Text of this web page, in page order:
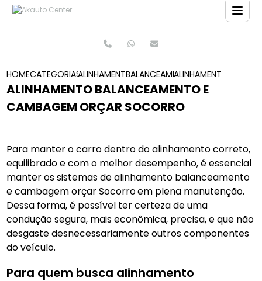
HOMECATEGORIASALINHAMENTO E BALANCEAMENTOS
BALANCEAMENTO E ALINHAMENTO
ALINHAMENTO
ALINHAMENTO BALANCEAMENTO E
CAMBAGEM ORÇAR SOCORRO
Para manter o carro dentro do alinhamento correto,
equilibrado e com o melhor desempenho, é essencial
manter os sistemas de alinhamento balanceamento
e cambagem orçar Socorroem plena manutenção.
Dessa forma, é possível ter certeza de uma
condução segura, mais econômica, precisa, e que não
desgaste desnecessariamente outros componentes
do veículo.
Para quem busca alinhamento